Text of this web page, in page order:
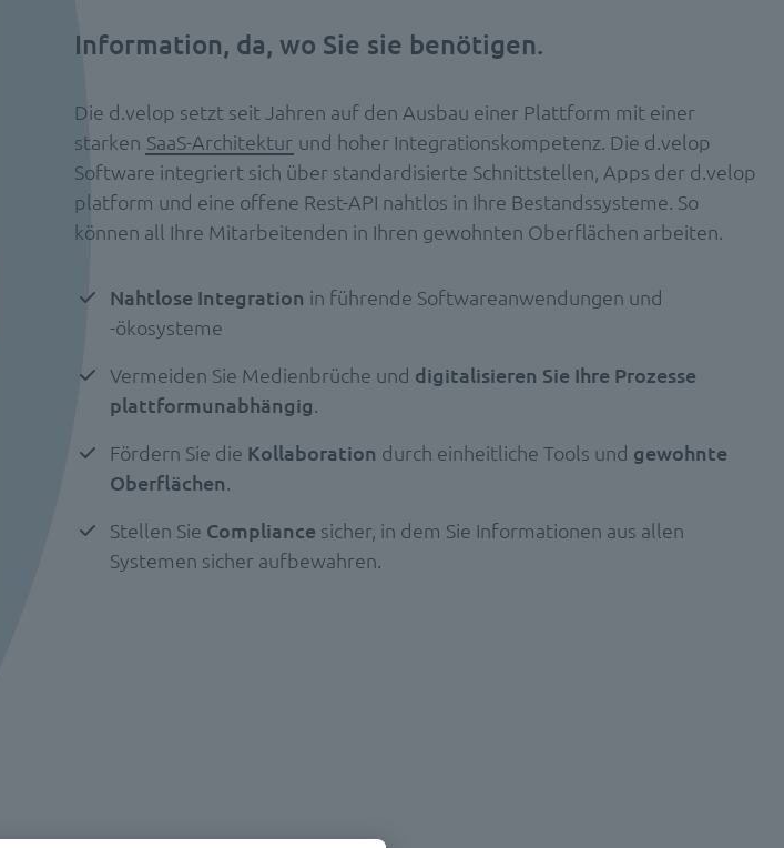
Information, da, wo Sie sie benötigen.
Die d.velop setzt seit Jahren auf den Ausbau einer Plattform mit einer
starken SaaS-Architektur und hoher Integrationskompetenz. Die d.velop
Software integriert sich über standardisierte Schnittstellen, Apps der d.velop
platform und eine offene Rest-API nahtlos in Ihre Bestandssysteme. So
können all Ihre Mitarbeitenden in Ihren gewohnten Oberflächen arbeiten.
Nahtlose Integration in führende Softwareanwendungen und
-ökosysteme
Vermeiden Sie Medienbrüche und digitalisieren Sie Ihre Prozesse
plattformunabhängig.
Fördern Sie die Kollaboration durch einheitliche Tools und gewohnte
Oberflächen.
Stellen Sie Compliance sicher, in dem Sie Informationen aus allen
Systemen sicher aufbewahren.